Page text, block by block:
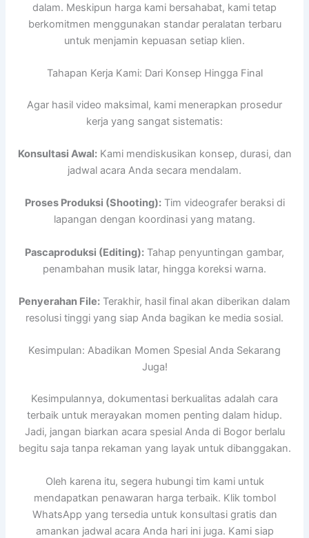
dalam. Meskipun harga kami bersahabat, kami tetap
berkomitmen menggunakan standar peralatan terbaru
untuk menjamin kepuasan setiap klien.
Tahapan Kerja Kami: Dari Konsep Hingga Final
Agar hasil video maksimal, kami menerapkan prosedur
kerja yang sangat sistematis:
Konsultasi Awal:Kami mendiskusikan konsep, durasi, dan
jadwal acara Anda secara mendalam.
Proses Produksi (Shooting):Tim videografer beraksi di
lapangan dengan koordinasi yang matang.
Pascaproduksi (Editing): Tahap penyuntingan gambar,
penambahan musik latar, hingga koreksi warna.
Penyerahan File: Terakhir, hasil final akan diberikan dalam
resolusi tinggi yang siap Anda bagikan ke media sosial.
Kesimpulan: Abadikan Momen Spesial Anda Sekarang
Juga!
Kesimpulannya, dokumentasi berkualitas adalah cara
terbaik untuk merayakan momen penting dalam hidup.
Jadi, jangan biarkan acara spesial Anda di Bogor berlalu
begitu saja tanpa rekaman yang layak untuk dibanggakan.
Oleh karena itu, segera hubungi tim kami untuk
mendapatkan penawaran harga terbaik. Klik tombol
WhatsApp yang tersedia untuk konsultasi gratis dan
amankan jadwal acara Anda hari ini juga. Kami siap